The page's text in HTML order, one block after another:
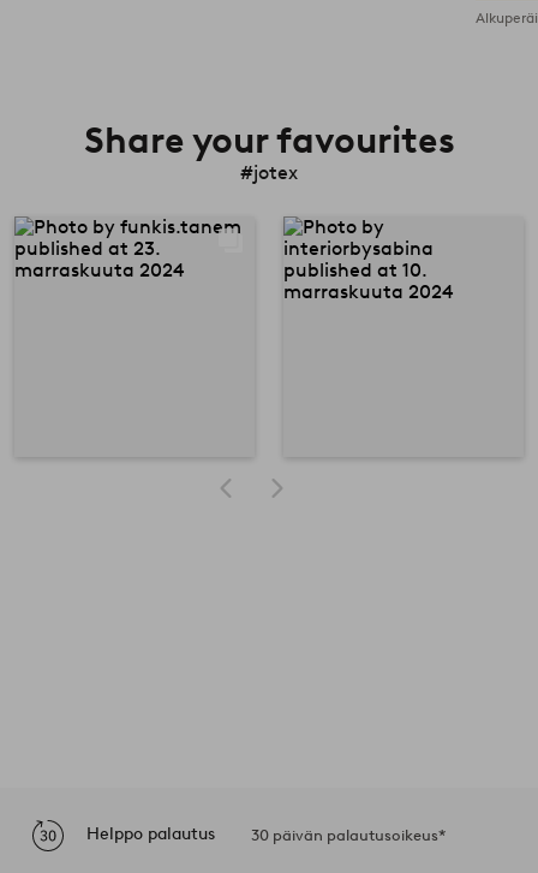
Share your favourites
#jotex
Helppo palautus 30 päivän palautusoikeus*